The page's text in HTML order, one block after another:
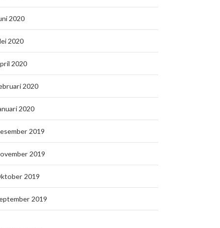
2020
2020
2020
2020
2020
2019
2019
2019
2019